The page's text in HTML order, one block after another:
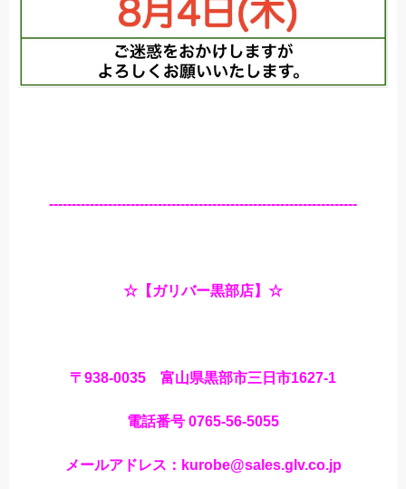
--------------------------------------------------------------------
☆【ガリバー黒部店】☆
〒938-0035 富山県黒部市三日市1627-1
電話番号 0765-56-5055
メールアドレス：kurobe@sales.glv.co.jp